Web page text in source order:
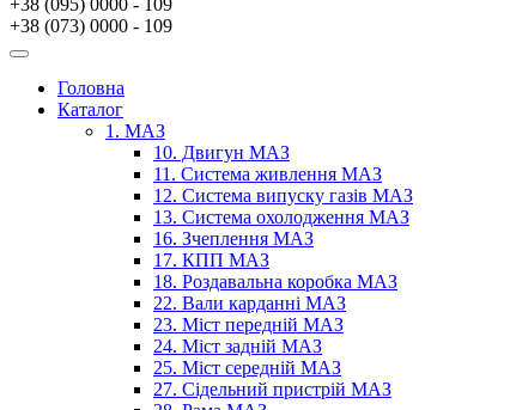
+38 (095) 0000 - 109
+38 (073) 0000 - 109
Головна
Каталог
1. МАЗ
10. Двигун МАЗ
11. Система живлення МАЗ
12. Система випуску газів МАЗ
13. Система охолодження МАЗ
16. Зчеплення МАЗ
17. КПП МАЗ
18. Роздавальна коробка МАЗ
22. Вали карданні МАЗ
23. Міст передній МАЗ
24. Міст задній МАЗ
25. Міст середній МАЗ
27. Сідельний пристрій МАЗ